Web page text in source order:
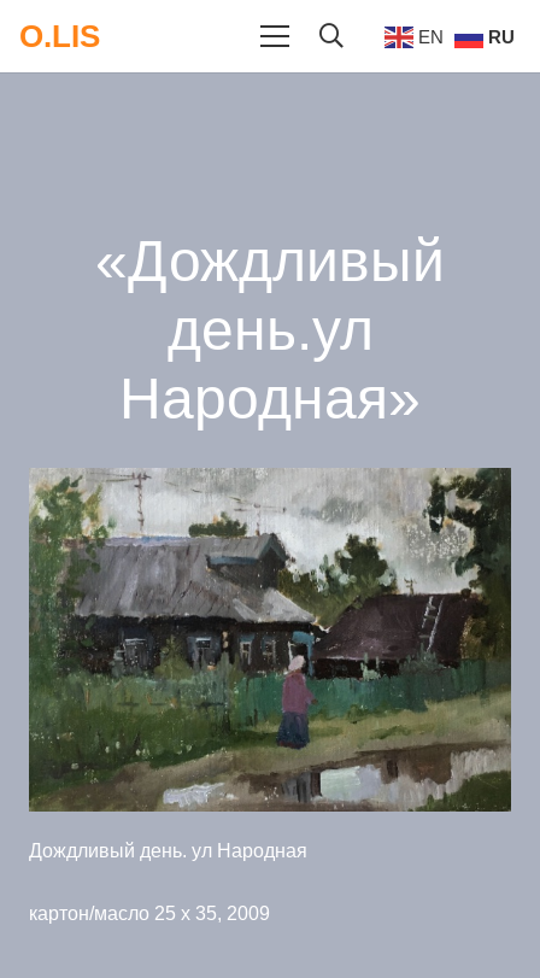
O.LIS EN RU
«Дождливый
день.ул
Народная»
Дождливый день. ул Народная
картон/масло 25 x 35, 2009